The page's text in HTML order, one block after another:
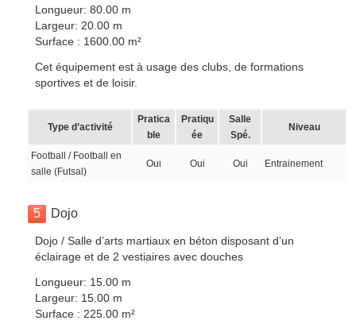
Longueur: 80.00 m
Largeur: 20.00 m
Surface : 1600.00 m²
Cet équipement est à usage des clubs, de formations
sportives et de loisir.
Type d’activité
Pratica
ble
Pratiqu
ée
Salle
Spé.
Niveau
Football / Football en
salle (Futsal)
Oui Oui Oui Entrainement
5 Dojo
Dojo / Salle d’arts martiaux en béton disposant d’un
éclairage et de 2 vestiaires avec douches
Longueur: 15.00 m
Largeur: 15.00 m
Surface : 225.00 m²